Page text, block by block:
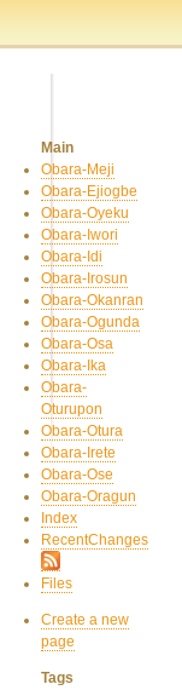
Main
Obara-Meji
Obara-Ejiogbe
Obara-Oyeku
Obara-Iwori
Obara-Idi
Obara-Irosun
Obara-Okanran
Obara-Ogunda
Obara-Osa
Obara-Ika
Obara-
Oturupon
Obara-Otura
Obara-Irete
Obara-Ose
Obara-Oragun
Index
RecentChanges
Files
Create a new
page
Tags